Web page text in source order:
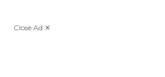
Close Ad ✕